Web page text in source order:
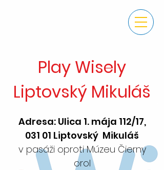
Play Wisely
Liptovský Mikuláš
Adresa: Ulica 1. mája 112/17,
031 01 Liptovský Mikuláš
v pasáži oproti Múzeu Čierny
orol